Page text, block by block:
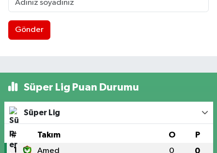
Gönder
Süper Lig Puan Durumu
Süper Lig
# Takım O P
1 Amed 0 0